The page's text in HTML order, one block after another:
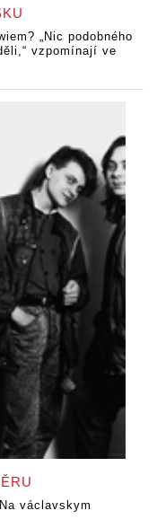
„Nic podobného
vzpomínají ve
václavskym